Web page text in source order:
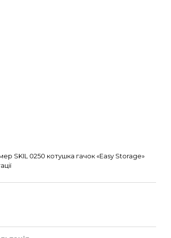
SKIL 0250 котушка гачок «Easy Storage»